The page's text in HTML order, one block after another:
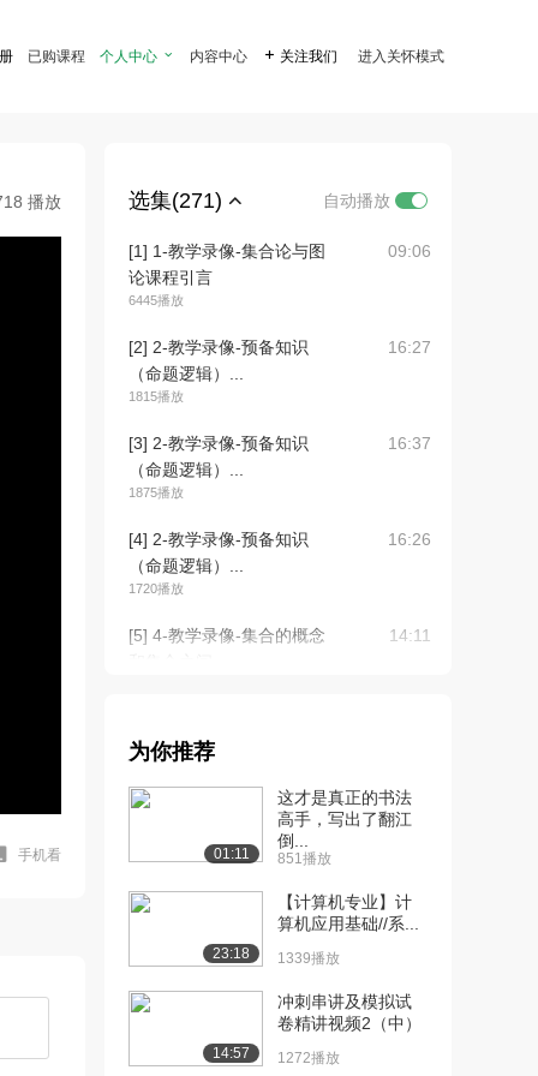
已购课程 个人中心  内容中心  关注我们 进入关怀模式
播放
手机看
选集(271) 自动播放
[1] 1-教学录像-集合论与图
论课程引言
6445播放
09:06
[2] 2-教学录像-预备知识
（命题逻辑）...
1815播放
16:27
[3] 2-教学录像-预备知识
（命题逻辑）...
1875播放
16:37
[4] 2-教学录像-预备知识
（命题逻辑）...
1720播放
16:26
[5] 4-教学录像-集合的概念
14:11
和集合之间...
[7] 5-教学录像-集合的运算
13:13
[8] 5-教学录像-集合的运算
13:10
[9] 6-教学录像-基本的集合
恒等式（上...
1378播放
15:32
为你推荐
01:11
这才是真正的书法
高手，写出了翻江
倒...
851播放
23:18
【计算机专业】计
算机应用基础//系...
1339播放
14:57
冲刺串讲及模拟试
卷精讲视频2（中）
1272播放